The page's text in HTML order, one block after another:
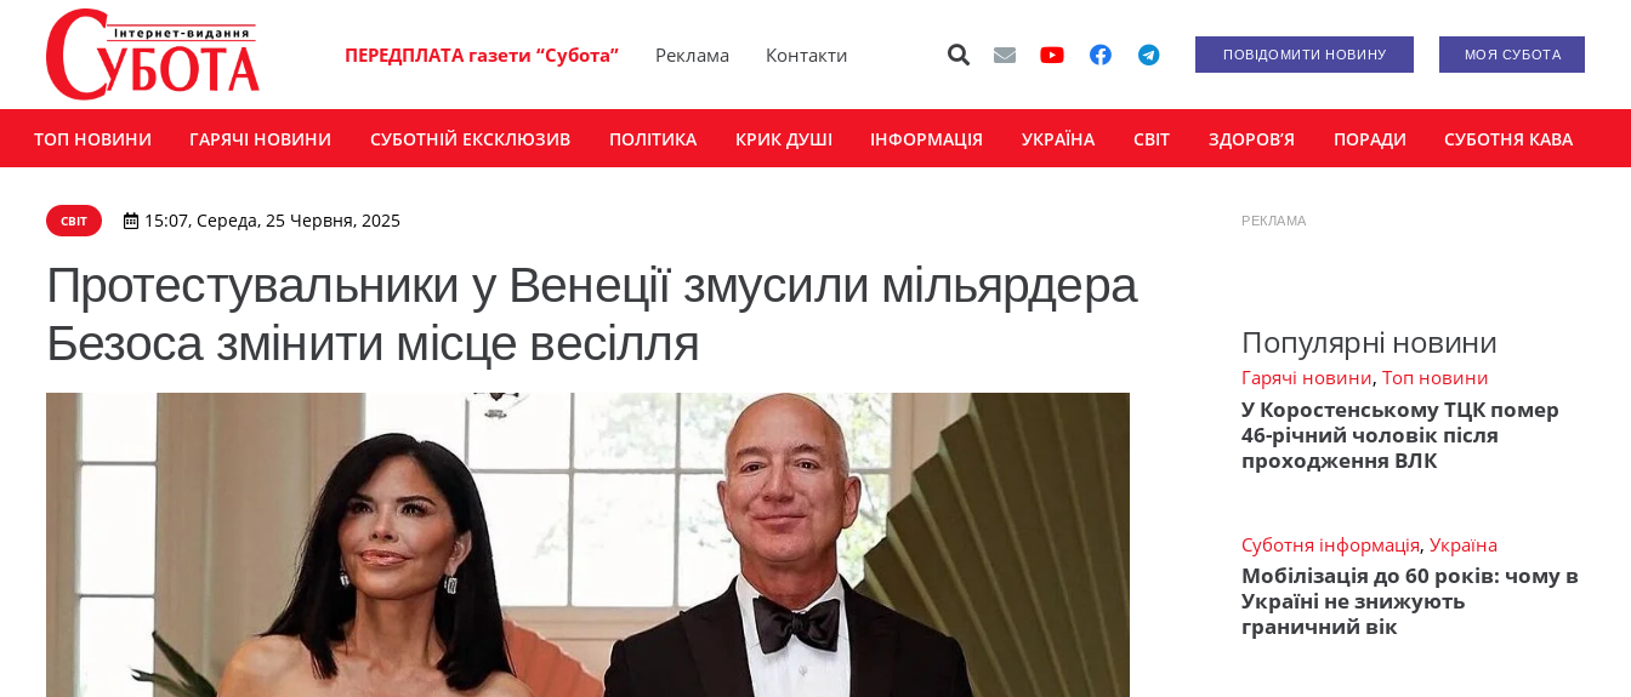
ПЕРЕДПЛАТА газети “Субота” Реклама Контакти ПОВІДОМИТИ НОВИНУ МОЯ СУБОТА
ТОП НОВИНИ ГАРЯЧІ НОВИНИ СУБОТНІЙ ЕКСКЛЮЗИВ ПОЛІТИКА КРИК ДУШІ ІНФОРМАЦІЯ УКРАЇНА СВІТ ЗДОРОВ’Я ПОРАДИ СУБОТНЯ КАВА
СВІТ 15:07, Середа, 25 Червня, 2025
Протестувальники у Венеції змусили мільярдера
Безоса змінити місце весілля
РЕКЛАМА
Популярні новини
Гарячі новини, Топ новини
У Коростенському ТЦК помер
46-річний чоловік після
проходження ВЛК
Суботня інформація, Україна
Мобілізація до 60 років: чому в
Україні не знижують
граничний вік